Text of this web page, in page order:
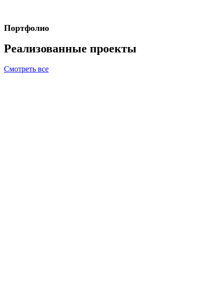
Портфолио
Реализованные проекты
Смотреть все